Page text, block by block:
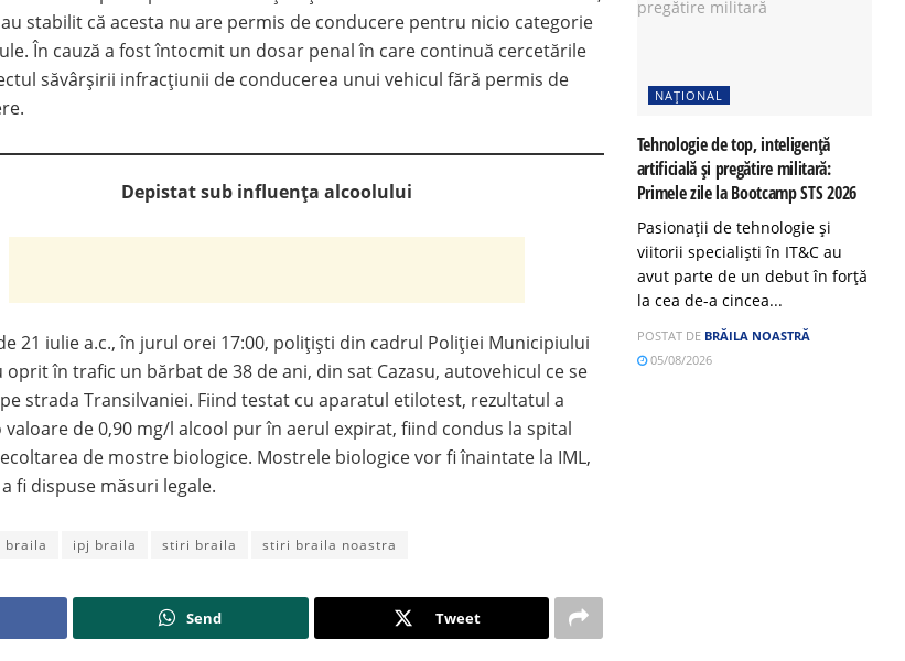
stabilit că acesta nu are permis de conducere pentru nicio categorie
În cauză a fost întocmit un dosar penal în care continuă cercetările
săvârșirii infracțiunii de conducerea unui vehicul fără permis de
Depistat sub influența alcoolului
21 iulie a.c., în jurul orei 17:00, polițiști din cadrul Poliției Municipiului
oprit în trafic un bărbat de 38 de ani, din sat Cazasu, autovehicul ce se
strada Transilvaniei. Fiind testat cu aparatul etilotest, rezultatul a
valoare de 0,90 mg/l alcool pur în aerul expirat, fiind condus la spital
de mostre biologice. Mostrele biologice vor fi înaintate la IML,
fi dispuse măsuri legale.
braila ipj braila stiri braila stiri braila noastra
Send Tweet
NAȚIONAL
Tehnologie de top, inteligență
artificială și pregătire militară:
Primele zile la Bootcamp STS 2026
Pasionații de tehnologie și
viitorii specialiști în IT&C au
avut parte de un debut în forță
la cea de-a cincea...
POSTAT DE BRĂILA NOASTRĂ
05/08/2026